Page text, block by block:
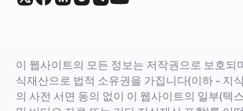
이 웹사이트의 모든 정보는 저작권으로 보호되
식재산으로 법적 소유권을 가집니다(이하 - 지
의 사전 서면 동의 없이 이 웹사이트의 일부(텍